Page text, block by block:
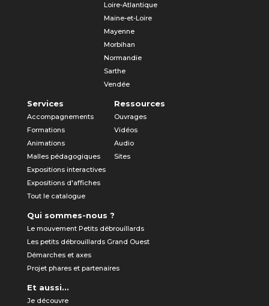
Loire-Atlantique
Maine-et-Loire
Mayenne
Morbihan
Normandie
Sarthe
Vendée
Services
Accompagnements
Formations
Animations
Malles pédagogiques
Expositions interactives
Expositions d'affiches
Tout le catalogue
Ressources
Ouvrages
Vidéos
Audio
Sites
Qui sommes-nous ?
Le mouvement Petits débrouillards
Les petits débrouillards Grand Ouest
Démarches et axes
Projet phares et partenaires
Et aussi...
Je découvre